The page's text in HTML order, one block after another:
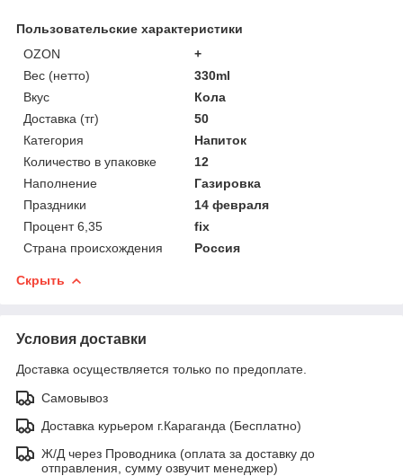
Пользовательские характеристики
OZON
+
Вес (нетто)
330ml
Вкус
Кола
Доставка (тг)
50
Категория
Напиток
Количество в упаковке
12
Наполнение
Газировка
Праздники
14 февраля
Процент 6,35
fix
Страна происхождения
Россия
Скрыть
Условия доставки
Доставка осуществляется только по предоплате.
Самовывоз
Доставка курьером г.Караганда (Бесплатно)
Ж/Д через Проводника (оплата за доставку до
отправления, сумму озвучит менеджер)